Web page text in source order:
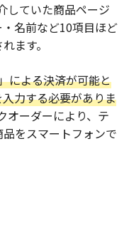
していた商品ページ
名前など10項目ほど
ます。
による決済が可能と
力する必要がありま
オーダーにより、テ
をスマートフォンで